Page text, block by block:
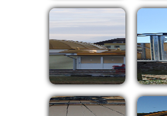
⇦ ⇨
X